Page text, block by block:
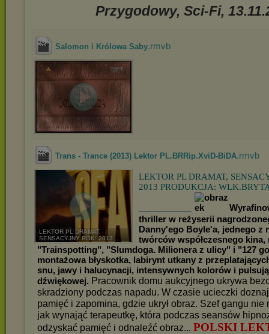
Przygodowy, Sci-Fi,
Salomon i Królowa Saby.rmvb
Trans - Trance (2013) Lektor PL.BRRip.XviD-BiDA.rmvb
LEKTOR PL DRAMAT,
SENSACYJNY ROK: 2013 ...
LEKTOR PL DRAMAT,
2013 PRODUKCJA:
thriller w reżyserii
Danny'ego Boyle'a, jednego z
twórców współczesnego kina,
"Trainspotting", "Slumdoga. Milionera z ulicy" i "127
montażowa błyskotka, labirynt utkany z
snu, jawy i halucynacji, intensywnych kolorów i
dźwiękowej. Pracownik domu aukcyjnego ukrywa
skradziony podczas napadu. W czasie ucieczki
pamięć i zapomina, gdzie ukrył obraz. Szef gangu
jak wynająć terapeutkę, która podczas seansów
odzyskać pamięć i odnaleźć obraz... POLSKI